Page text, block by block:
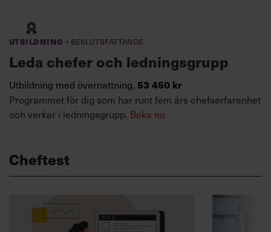
Utbildning · Beslutsfattande
Leda chefer och ledningsgrupp
Utbildning med övernattning, 53 450 kr
Programmet för dig som har runt fem års chefserfarenhet
och verkar i ledningsgrupp. Boka nu
Cheftest